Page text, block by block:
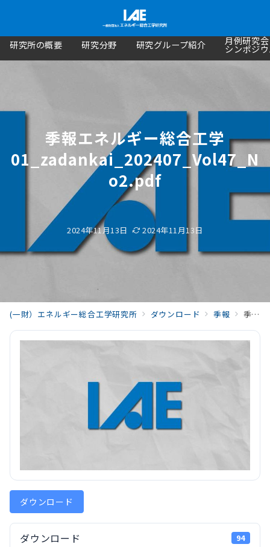
研究所の概要 研究分野 研究グループ紹介 月例研究
シンポジ
季報エネルギー総合工学
01_zadankai_202407_Vol47_N
o2.pdf
2024年11月13日 2024年11月13日
(一財）エネルギー総合工学研究所 ダウンロード 季報 季報エネルギー総合工学01_zadankai_202407_Vol47_No2.pdf
ダウンロード
ダウンロード 94